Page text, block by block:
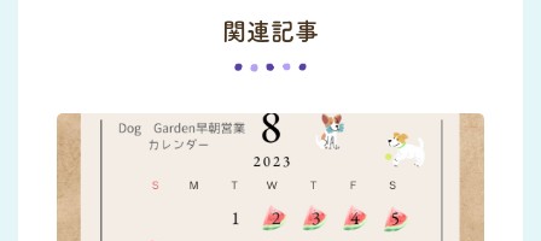
関連記事